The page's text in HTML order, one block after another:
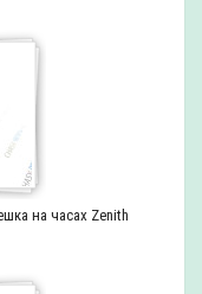
на часах Zenith